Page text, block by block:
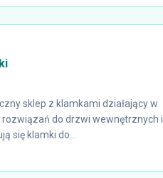
sklep z klamkami działający w
do drzwi wewnętrznych i
się klamki do...